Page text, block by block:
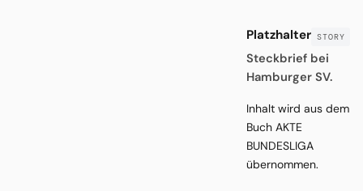
Platzhalter
Steckbrief bei
Hamburger SV.
Inhalt wird aus dem
Buch AKTE
BUNDESLIGA
übernommen.